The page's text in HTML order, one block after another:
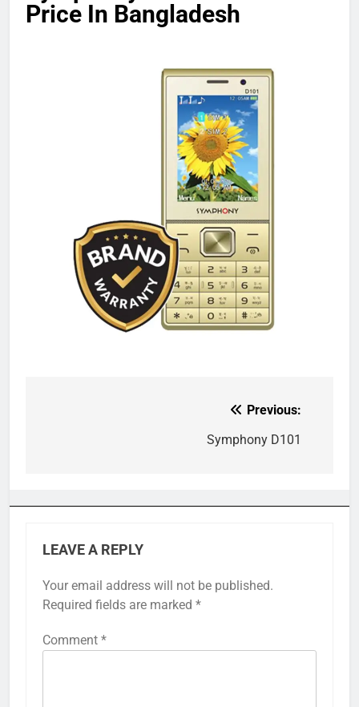
Price In Bangladesh
Previous:
Symphony D101
LEAVE A REPLY
Your email address will not be published.
Required fields are marked *
Comment *